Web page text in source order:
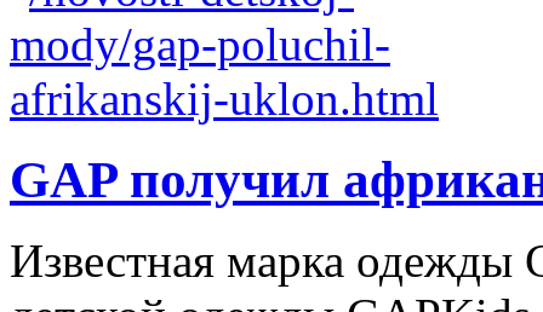
GAP получил
Известная марка